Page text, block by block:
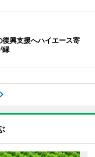
興支援へハイエース寄
縁